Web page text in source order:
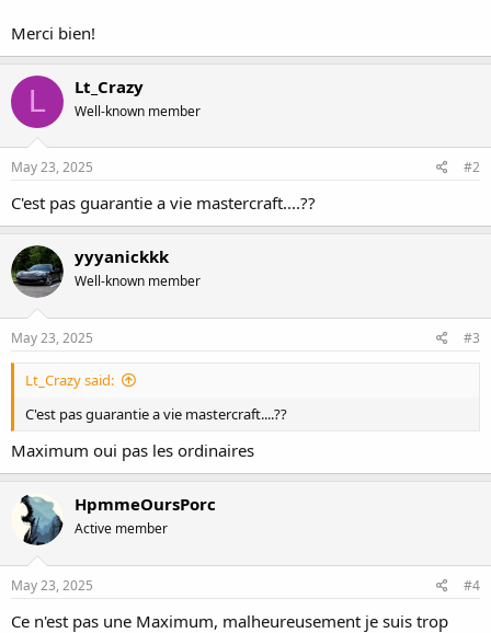
Merci bien!
L Lt_Crazy
Well-known member
May 23, 2025 #2
C'est pas guarantie a vie mastercraft....??
yyyanickkk
Well-known member
May 23, 2025 #3
Lt_Crazy said:
C'est pas guarantie a vie mastercraft....??
Maximum oui pas les ordinaires
HpmmeOursPorc
Active member
May 23, 2025 #4
Ce n'est pas une Maximum, malheureusement je suis trop